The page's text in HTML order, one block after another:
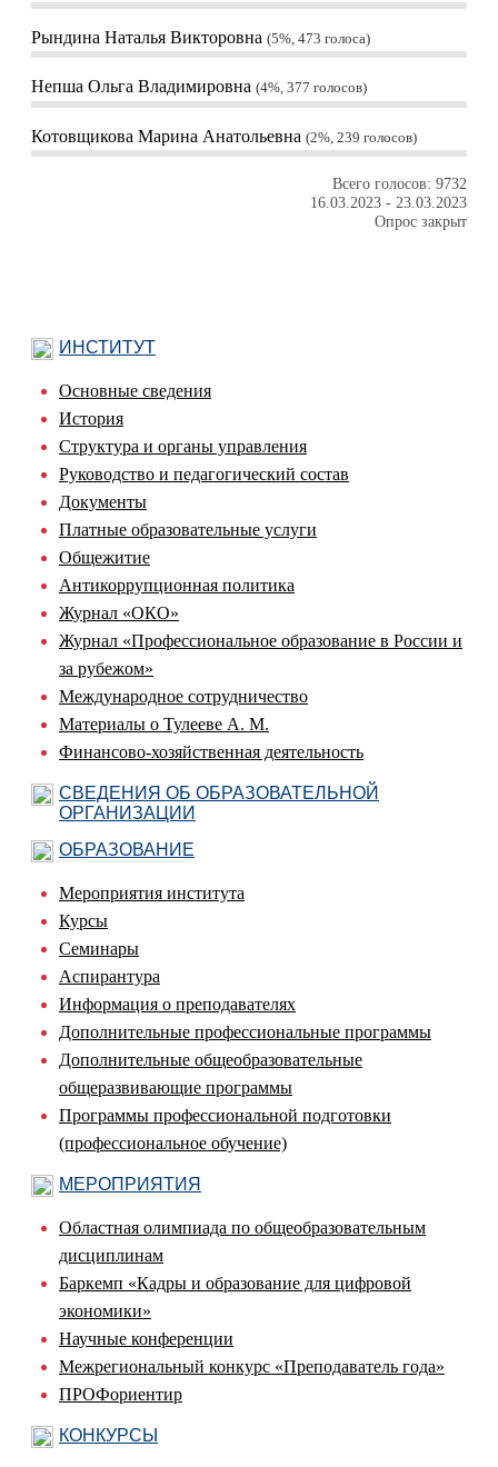
Рындина Наталья Викторовна 5%, 473 голоса
Непша Ольга Владимировна 4%, 377 голосов
Котовщикова Марина Анатольевна 2%, 239 голосов
Всего голосов: 9732
16.03.2023 - 23.03.2023
Опрос закрыт
ИНСТИТУТ
Основные сведения
История
Структура и органы управления
Руководство и педагогический состав
Документы
Платные образовательные услуги
Общежитие
Антикоррупционная политика
Журнал «ОКО»
Журнал «Профессиональное образование в России и
за рубежом»
Международное сотрудничество
Материалы о Тулееве А. М.
Финансово-хозяйственная деятельность
СВЕДЕНИЯ ОБ ОБРАЗОВАТЕЛЬНОЙ
ОРГАНИЗАЦИИ
ОБРАЗОВАНИЕ
Мероприятия института
Курсы
Семинары
Аспирантура
Информация о преподавателях
Дополнительные профессиональные программы
Дополнительные общеобразовательные
общеразвивающие программы
Программы профессиональной подготовки
(профессиональное обучение)
МЕРОПРИЯТИЯ
Областная олимпиада по общеобразовательным
дисциплинам
Баркемп «Кадры и образование для цифровой
экономики»
Научные конференции
Межрегиональный конкурс «Преподаватель года»
ПРОФориентир
КОНКУРСЫ